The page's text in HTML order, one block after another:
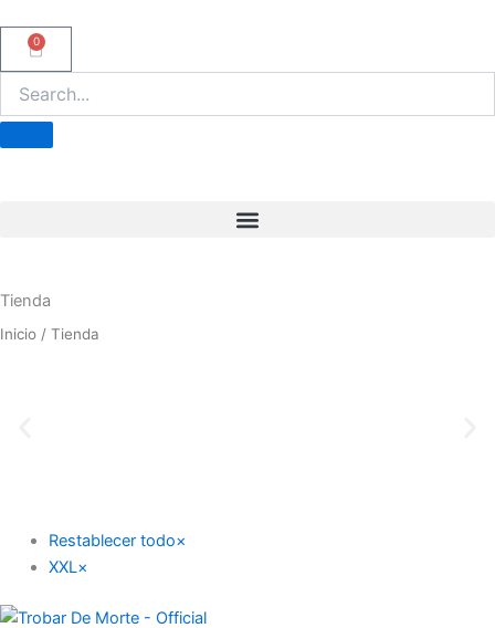
0
Carrito
Tienda
Inicio / Tienda
Restablecer todo×
XXL×
Este